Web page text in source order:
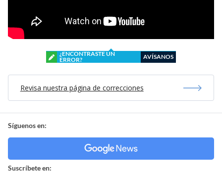
¿ENCONTRASTE UN
ERROR?
AVÍSANOS
Revisa nuestra página de correcciones
Síguenos en:
Suscríbete en: